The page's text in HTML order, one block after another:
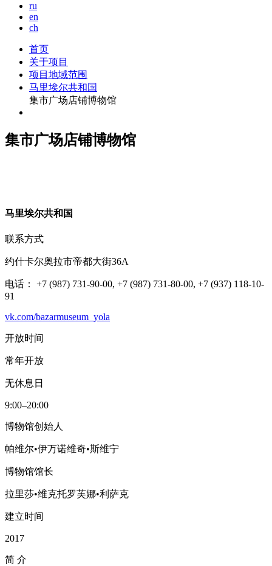
ru
en
ch
首页
关于项目
项目地域范围
马里埃尔共和国
集市广场店铺博物馆
集市广场店铺博物馆
马里埃尔共和国
联系方式
约什卡尔奥拉市帝都大街36А
电话： +7 (987) 731-90-00, +7 (987) 731-80-00, +7 (937) 118-10-
91
vk.com/bazarmuseum_yola
开放时间
常年开放
无休息日
9:00–20:00
博物馆创始人
帕维尔•伊万诺维奇•斯维宁
博物馆馆长
拉里莎•维克托罗芙娜•利萨克
建立时间
2017
简 介